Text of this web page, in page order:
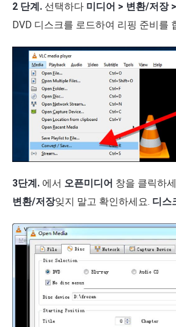
2 단계. 선택하다 미디어 > 변환/저장
DVD 디스크를 로드하여 리핑 준비를
3단계. 에서 오픈미디어 창을 클릭하
변환/저장잊지 말고 확인하세요. 디스